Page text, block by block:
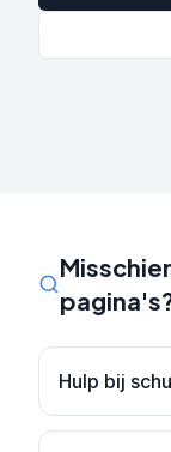
Hulp bij